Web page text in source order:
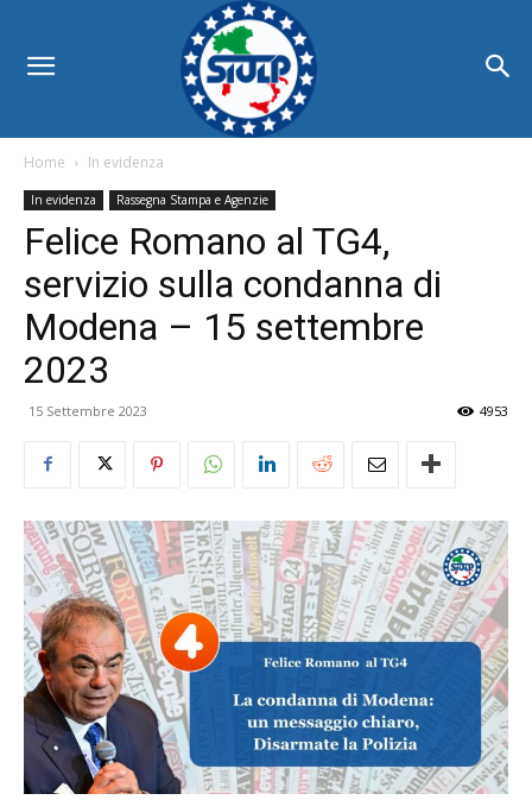
Home In evidenza
In evidenza Rassegna Stampa e Agenzie
Felice Romano al TG4,
servizio sulla condanna di
Modena – 15 settembre
2023
15 Settembre 2023 4953